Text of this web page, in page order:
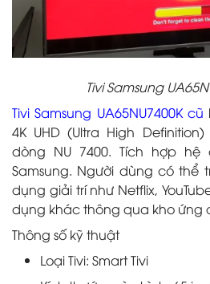
Tivi Samsung
Tivi Samsung UA65NU7400K cũ
4K UHD (Ultra High
dòng NU 7400. Tích hợp hệ
Samsung. Người dùng có
dụng giải trí như Netflix,
dụng khác thông qua kho ứng
Thông số kỹ thuật
Loại Tivi: Smart Tivi